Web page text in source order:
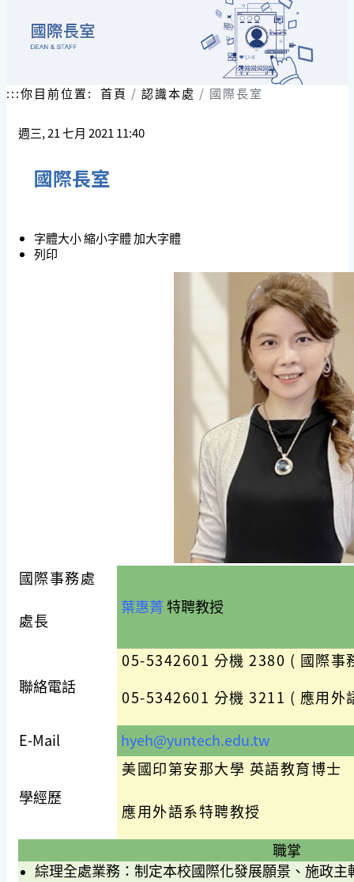
:::你目前位置: 首頁 認識本處 國際長室
週三, 21 七月 2021 11:40
國際長室
字體大小縮小字體加大字體
列印
國際事務處
處長
葉惠菁特聘教授
聯絡電話
05-5342601 分機 2380 ( 國際事
05-5342601 分機 3211 ( 應用外
E-Mail hyeh@yuntech.edu.tw
學經歷
美國印第安那大學 英語教育博士
應用外語系特聘教授
職掌
綜理全處業務：制定本校國際化發展願景、施政